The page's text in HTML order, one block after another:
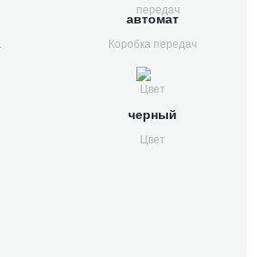
автомат
Коробка передач
черный
Цвет